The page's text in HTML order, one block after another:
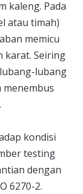
kaleng. Pada
atau timah)
memicu
karat. Seiring
lubang
menembus
kondisi
testing
dengan
6270-2.